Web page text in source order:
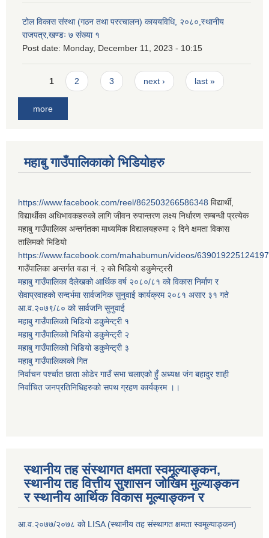
टोल विकास संस्था (गठन तथा पररचालन) काययविधि, २०८०,स्थानीय
राजपत्र,खण्डः ७ संख्या १
Post date: Monday, December 11, 2023 - 10:15
Pages
1 2 3 next › last »
more
महाबु गाउँपालिकाको भिडियोहरु
https://www.facebook.com/reel/862503266586348 विद्यार्थी,
विद्यार्थीका अधिभावकहरुको लागि जीवन रुपान्तरण लक्ष्य निर्धारण सम्बन्धी प्रत्येक
महाबु गाउँपालिका अन्तर्गतका माध्यमिक विद्यालयहरुमा २ दिने क्षमता विकास
तालिमको भिडियो
https://www.facebook.com/mahabumun/videos/639019225124197
गाउँपालिका अन्तर्गत वडा नं. २ को भिडियो डकुमेन्ट्ररी
महाबु गाउँपालिका दैलेखको आर्थिक वर्ष २०८०/८१ को विकास निर्माण र
सेवाप्रवाहको सन्दर्भमा सार्वजनिक सुनुवाई कार्यक्रम २०८१ असार ३१ गते
आ.व.२०७९/८० को सार्वजनि सुनुवाई
महाबु गाउँपालिकाो भिडियो डकुमेन्ट्री १
महाबु गाउँपालिकाो भिडियो डकुमेन्ट्री २
महाबु गाउँपालिकाो भिडियो डकुमेन्ट्री ३
महाबु गाउँपालिकाको गित
निर्वाचन पर्श्चात छाता ओडेर गाउँ सभा चलाएको हुँ अध्यक्ष जंग बहादुर शाही
निर्वाचित जनप्रतिनिधिहरुको सपथ ग्रहण कार्यक्रम ।।
स्थानीय तह संस्थागत क्षमता स्वमूल्याङ्कन,
स्थानीय तह वित्तीय सुशासन जोखिम मुल्याङ्कन
र स्थानीय आर्थिक विकास मूल्याङ्कन र
आ.व.२०७७/२०७८ को LISA (स्थानीय तह संस्थागत क्षमता स्वमूल्याङ्कन)